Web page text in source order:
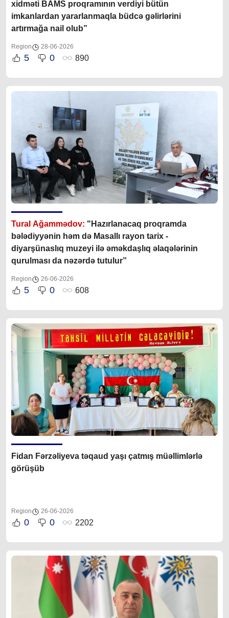
xidməti BAMS proqramının verdiyi bütün
imkanlardan yararlanmaqla büdcə gəlirlərini
artırmağa nail olub”
Region 28-06-2026
5 0 890
Tural Ağammədov: "Hazırlanacaq proqramda
bələdiyyənin həm də Masallı rayon tarix -
diyarşünaslıq muzeyi ilə əməkdaşlıq əlaqələrinin
qurulması da nəzərdə tutulur”
Region 26-06-2026
5 0 608
Fidan Fərzəliyeva təqaud yaşı çatmış müəllimlərlə
görüşüb
Region 26-06-2026
0 0 2202